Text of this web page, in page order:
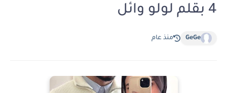
4 بقلم لولو وائل
GeGe منذ عام